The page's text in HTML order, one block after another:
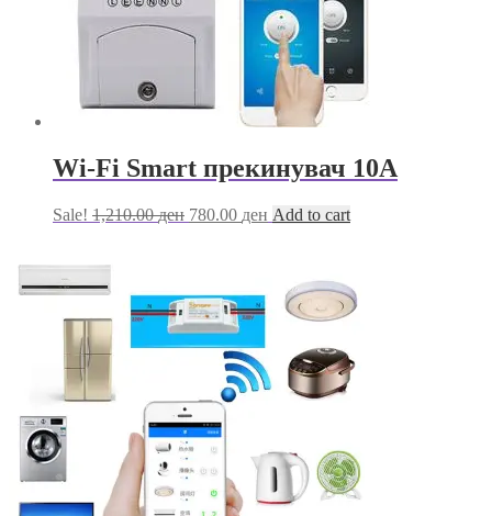
Wi-Fi Smart прекинувач 10А
Sale! 1,210.00ден Original
780.00 ден Current
Add to cart